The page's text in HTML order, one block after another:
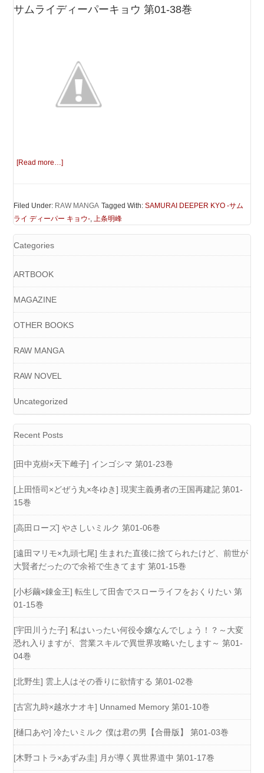
サムライディーパーキョウ 第01-38巻
[Read more…]
Filed Under: RAW MANGA Tagged With:SAMURAI DEEPER KYO -サム
ライ ディーパー キョウ-,上条明峰
Categories
ARTBOOK
MAGAZINE
OTHER BOOKS
RAW MANGA
RAW NOVEL
Uncategorized
Recent Posts
[田中克樹×天下雌子] インゴシマ 第01-23巻
[上田悟司×どぜう丸×冬ゆき] 現実主義勇者の王国再建記 第01-
15巻
[高田ローズ] やさしいミルク 第01-06巻
[遠田マリモ×九頭七尾] 生まれた直後に捨てられたけど、前世が
大賢者だったので余裕で生きてます 第01-15巻
[小杉繭×錬金王] 転生して田舎でスローライフをおくりたい 第
01-15巻
[宇田川うた子] 私はいったい何役令嬢なんでしょう！？～大変
恐れ入りますが、営業スキルで異世界攻略いたします～ 第01-
04巻
[北野生] 雲上人はその香りに欲情する 第01-02巻
[古宮九時×越水ナオキ] Unnamed Memory 第01-10巻
[樋口あや] 冷たいミルク 僕は君の男【合冊版】 第01-03巻
[木野コトラ×あずみ圭] 月が導く異世界道中 第01-17巻